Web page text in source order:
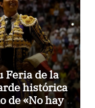
Feria de la
histórica
de «No hay